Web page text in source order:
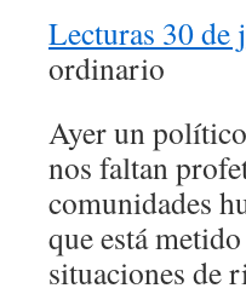
Lecturas 30 de
ordinario
Ayer un
nos faltan
comunidades
que está
situaciones de